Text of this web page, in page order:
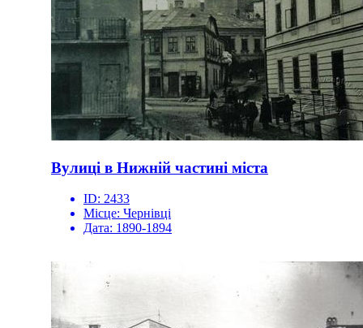
Вулиці в Нижній частині міста
ID: 2433
Місце: Чернівці
Дата: 1890-1894